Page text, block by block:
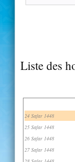
Liste des
24 Safar 1448
25 Safar 1448
26 Safar 1448
27 Safar 1448